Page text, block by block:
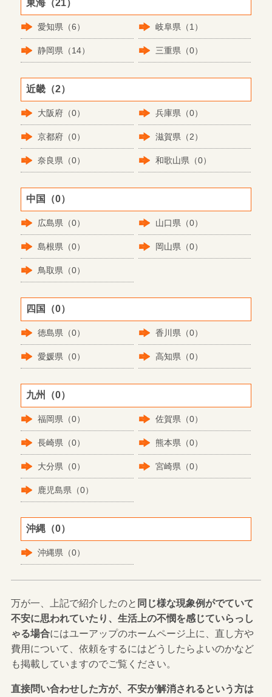
東海（21）
愛知県（6） 岐阜県（1）
静岡県（14） 三重県（0）
近畿（2）
大阪府（0） 兵庫県（0）
京都府（0） 滋賀県（2）
奈良県（0） 和歌山県（0）
中国（0）
広島県（0） 山口県（0）
島根県（0） 岡山県（0）
鳥取県（0）
四国（0）
徳島県（0） 香川県（0）
愛媛県（0） 高知県（0）
九州（0）
福岡県（0） 佐賀県（0）
長崎県（0） 熊本県（0）
大分県（0） 宮崎県（0）
鹿児島県（0）
沖縄（0）
沖縄県（0）
万が一、上記で紹介したのと 同じ様な現象例がでていて
不安に思われていたり、生活上の不憫を感じていらっし
ゃる場合にはユーアップのホームページ上に、直し方や
費用について、依頼をするにはどうしたらよいのかなど
も掲載していますのでご覧ください。
直接問い合わせした方が、不安が解消されるという方は